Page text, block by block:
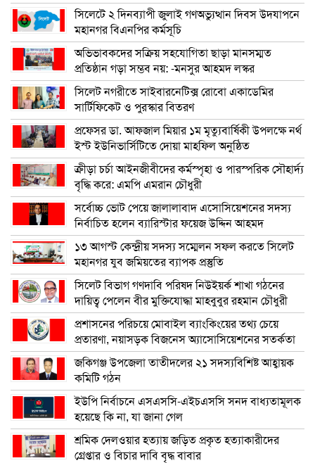
সিলেটে ২ দিনব্যাপী জুলাই গণঅভ্যুত্থান দিবস উদযাপনে
মহানগর বিএনপির কর্মসূচি
অভিভাবকদের সক্রিয় সহযোগিতা ছাড়া মানসম্মত
প্রতিষ্ঠান গড়া সম্ভব নয়: -মনসুর আহমদ লস্কর
সিলেট নগরীতে সাইবারনেটিক্স রোবো একাডেমির
সার্টিফিকেট ও পুরস্কার বিতরণ
প্রফেসর ডা. আফজাল মিয়ার ১ম মৃত্যুবার্ষিকী উপলক্ষে নর্থ
ইস্ট ইউনিভার্সিটিতে দোয়া মাহফিল অনুষ্ঠিত
ক্রীড়া চর্চা আইনজীবীদের কর্মস্পৃহা ও পারস্পরিক সৌহার্দ্য
বৃদ্ধি করে: এমপি এমরান চৌধুরী
সর্বোচ্চ ভোট পেয়ে জালালাবাদ এসোসিয়েশনের সদস্য
নির্বাচিত হলেন ব্যারিস্টার ফয়েজ উদ্দিন আহমদ
১৩ আগস্ট কেন্দ্রীয় সদস্য সম্মেলন সফল করতে সিলেট
মহানগর যুব জমিয়তের ব্যাপক প্রস্তুতি
সিলেট বিভাগ গণদাবি পরিষদ নিউইয়র্ক শাখা গঠনের
দায়িত্ব পেলেন বীর মুক্তিযোদ্ধা মাহবুবুর রহমান চৌধুরী
প্রশাসনের পরিচয়ে মোবাইল ব্যাংকিংয়ের তথ্য চেয়ে
প্রতারণা, নয়াসড়ক বিজনেস অ্যাসোসিয়েশনের সতর্কতা
জকিগঞ্জ উপজেলা তাতীদলের ২১ সদস্যবিশিষ্ট আহ্বায়ক
কমিটি গঠন
ইউপি নির্বাচনে এসএসসি-এইচএসসি সনদ বাধ্যতামূলক
হয়েছে কি না, যা জানা গেল
শ্রমিক দেলওয়ার হত্যায় জড়িত প্রকৃত হত্যাকারীদের
গ্রেপ্তার ও বিচার দাবি বৃদ্ধ বাবার